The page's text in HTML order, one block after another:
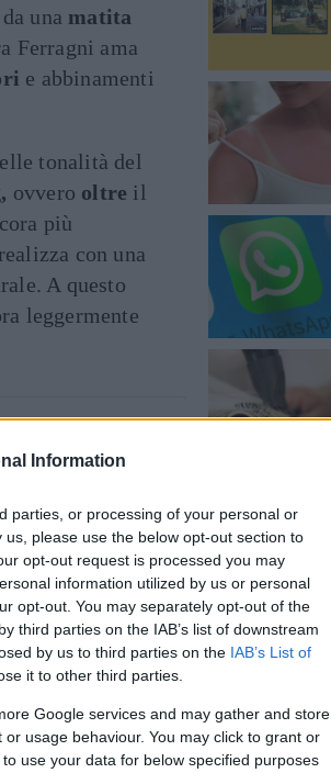
Information
parties, or processing of your personal or
please use the below opt-out section to
opt-out request is processed you may
information utilized by us or personal
opt-out. You may separately opt-out of the
third parties on the IAB’s list of downstream
by us to third parties on the IAB’s List of
it to other third parties.
Google services and may gather and store
usage behaviour. You may click to grant or
use your data for below specified purposes
una matita
Ferragni ama
e abbinamenti
tonalità del
ovvero oltre il
più
con una
A questo
leggermente